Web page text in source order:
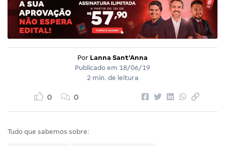
Por Lanna Sant'Anna
Publicado em 18/06/19
2 min. de leitura
0 0
Tudo que sabemos sobre: